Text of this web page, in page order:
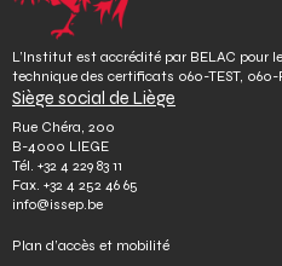
L’Institut est accrédité par BELAC pour
technique des certificats 060-TEST, 060-
Siège social de Liège
Rue Chéra, 200
B-4000 LIEGE
Tél. +32 4 229 83 11
Fax. +32 4 252 46 65
info@issep.be
Plan d’accès et mobilité